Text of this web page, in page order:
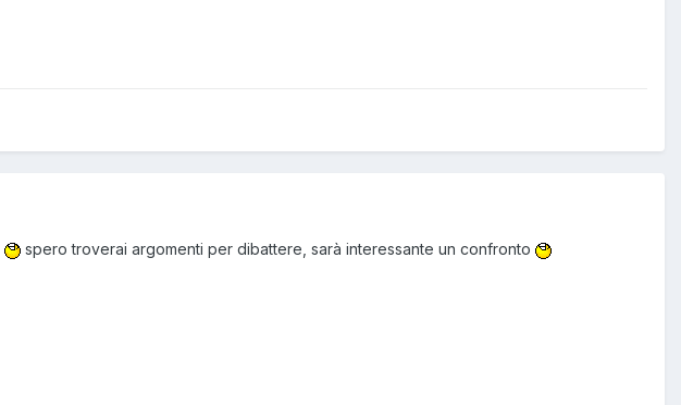
spero troverai argomenti per dibattere, sarà interessante un confronto